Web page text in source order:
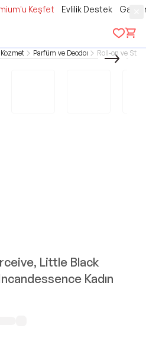
Keşfet Evlilik Destek
Kozmetik Parfüm ve DeodorantRoll-on ve Stick
Little Black
Kadın